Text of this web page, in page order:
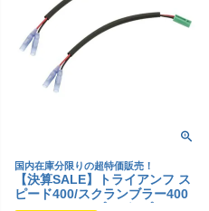
国内在庫分限りの超特価販売！
【決算SALE】トライアンフ ス
ピード400/スクランブラー400
X ウインカー プラグ&プレイ ア